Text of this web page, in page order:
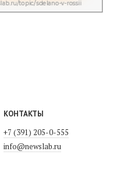
КОНТАКТЫ
+7 (391) 205-0-555
info@newslab.ru